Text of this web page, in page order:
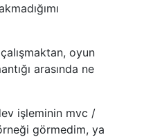
oyun
arasında ne
işleminin mvc /
görmedim, ya